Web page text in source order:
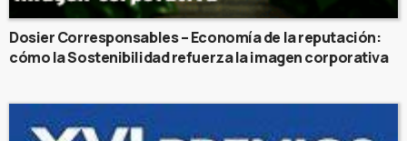
Dosier Corresponsables – Economía de la reputación:
cómo la Sostenibilidad refuerza la imagen corporativa